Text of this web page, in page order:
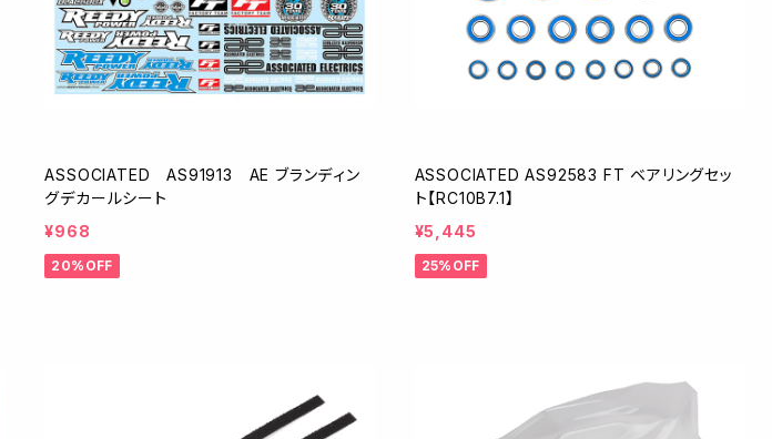
ASSOCIATED AS91913 AE ブランディン
グデカールシート
¥968
20%OFF
ASSOCIATED AS92583 FT ベアリングセッ
ト【RC10B7.1】
¥5,445
25%OFF